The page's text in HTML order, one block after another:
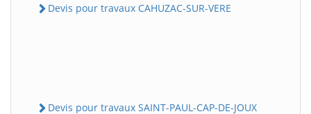
Devis pour travaux CAHUZAC-SUR-VERE
Devis pour travaux SAINT-PAUL-CAP-DE-JOUX